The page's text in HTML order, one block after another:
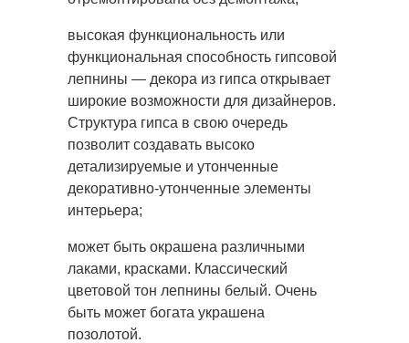
высокая функциональность или
функциональная способность гипсовой
лепнины — декора из гипса открывает
широкие возможности для дизайнеров.
Структура гипса в свою очередь
позволит создавать высоко
детализируемые и утонченные
декоративно-утонченные элементы
интерьера;
может быть окрашена различными
лаками, красками. Классический
цветовой тон лепнины белый. Очень
быть может богата украшена
позолотой.